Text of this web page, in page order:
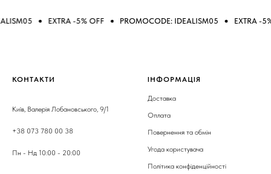
EXTRA -5% OFF PROMOCODE: IDEALISM05 EXTRA -5% OFF
КОНТАКТИ
Київ, Валерія Лобановського, 9/1
+38 073 780 00 38
Пн - Нд 10:00 - 20:00
ІНФОРМАЦІЯ
Доставка
Оплата
Повернення та обмін
Угода користувача
Політика конфіденційності